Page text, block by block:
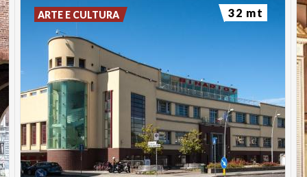
ARTE E CULTURA 32 mt